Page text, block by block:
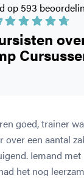
op 593
goed, trainer
een aantal
Iemand met
het nog